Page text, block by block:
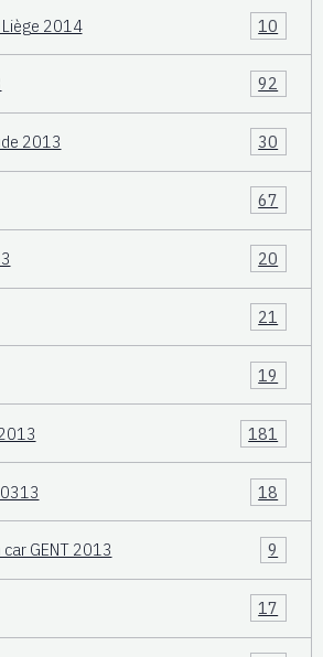
2014 10
92
2013 30
67
20
21
19
181
18
GENT 2013 9
17